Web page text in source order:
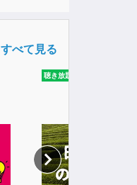
すべて見る
聴き放題